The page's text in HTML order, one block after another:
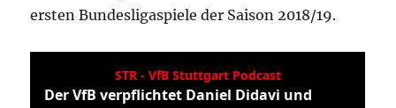
ersten Bundesligaspiele der Saison 2018/19.